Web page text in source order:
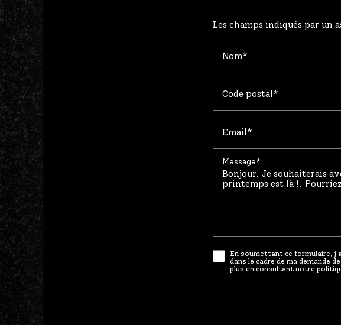
Les champs indiqués par un
Nom*
Code postal*
Email*
Message*
En soumettant ce formulaire,
dans le cadre de ma demande
plus en consultant notre